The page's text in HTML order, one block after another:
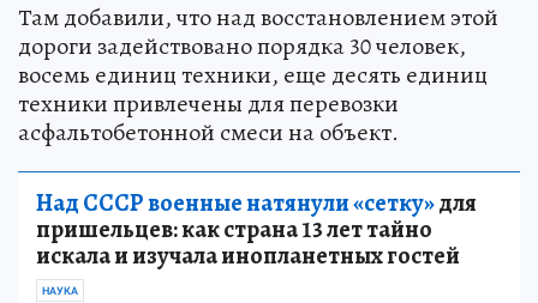
Там добавили, что над восстановлением этой
дороги задействовано порядка 30 человек,
восемь единиц техники, еще десять единиц
техники привлечены для перевозки
асфальтобетонной смеси на объект.
Над СССР военные натянули «сетку»для
пришельцев: как страна 13 лет тайно
искала и изучала инопланетных гостей
НАУКА